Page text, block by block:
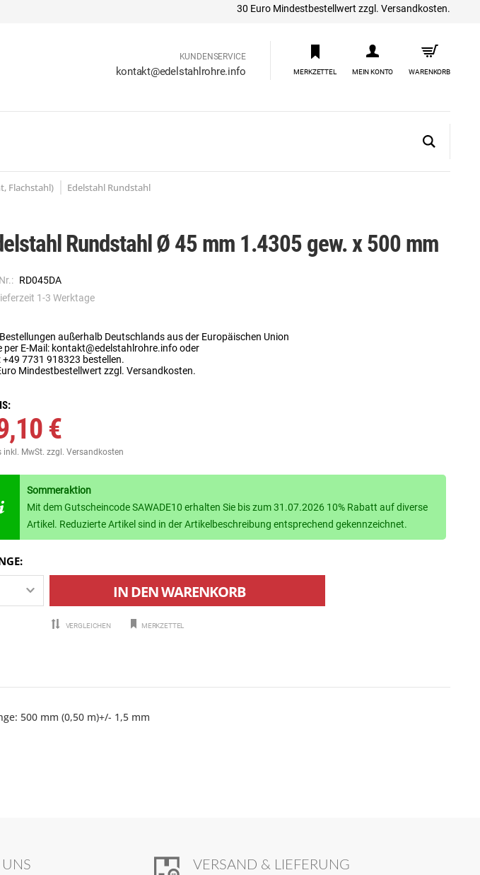
30 Euro Mindestbestellwert zzgl. Versandkosten.
KUNDENSERVICE
kontakt@edelstahlrohre.info MERKZETTEL MEIN KONTO WARENKORB
Flachstahl) Edelstahl Rundstahl
Rundstahl Ø 45 mm 1.4305 gew. x 500 mm
RD045DA
1-3 Werktage
außerhalb Deutschlands aus der Europäischen Union
per E-Mail: kontakt@edelstahlrohre.info oder
+49 7731 918323 bestellen.
Mindestbestellwert zzgl. Versandkosten.
€
inkl. MwSt.zzgl. Versandkosten
Sommeraktion
Mit dem Gutscheincode SAWADE10 erhalten Sie bis zum 31.07.2026 10% Rabatt auf diverse
Artikel. Reduzierte Artikel sind in der Artikelbeschreibung entsprechend gekennzeichnet.
IN DENWARENKORB
VERGLEICHEN MERKZETTEL
500 mm (0,50 m)+/- 1,5 mm
UNS VERSAND & LIEFERUNG